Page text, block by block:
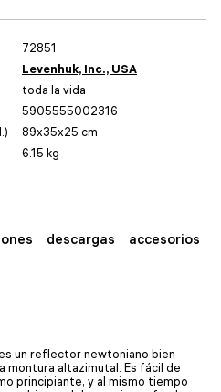
72851
Levenhuk, Inc., USA
toda la vida
5905555002316
89x35x25 cm
6.15 kg
descargas accesorios
un reflector newtoniano bien
montura altazimutal. Es fácil de
principiante, y al mismo tiempo